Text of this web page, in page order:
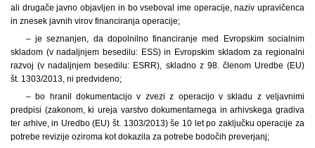
ali drugače javno objavljen in bo vseboval ime operacije, naziv upravičenca
in znesek javnih virov financiranja operacije;
– je seznanjen, da dopolnilno financiranje med Evropskim socialnim
skladom (v nadaljnjem besedilu: ESS) in Evropskim skladom za regionalni
razvoj (v nadaljnjem besedilu: ESRR), skladno z 98. členom Uredbe (EU)
št. 1303/2013, ni predvideno;
– bo hranil dokumentacijo v zvezi z operacijo v skladu z veljavnimi
predpisi (zakonom, ki ureja varstvo dokumentarnega in arhivskega gradiva
ter arhive, in Uredbo (EU) št. 1303/2013) še 10 let po zaključku operacije za
potrebe revizije oziroma kot dokazila za potrebe bodočih preverjanj;